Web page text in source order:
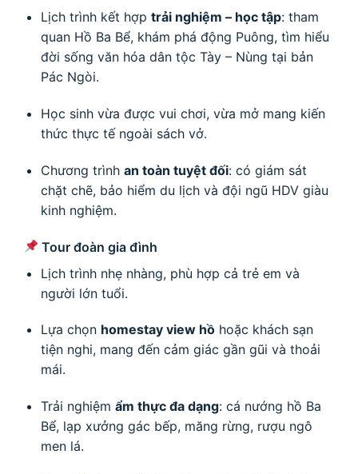
Lịch trình kết hợp trải nghiệm – học tập: tham
quan Hồ Ba Bể, khám phá động Puông, tìm hiểu
đời sống văn hóa dân tộc Tày – Nùng tại bản
Pác Ngòi.
Học sinh vừa được vui chơi, vừa mở mang kiến
thức thực tế ngoài sách vở.
Chương trình an toàn tuyệt đối: có giám sát
chặt chẽ, bảo hiểm du lịch và đội ngũ HDV giàu
kinh nghiệm.
Tour đoàn gia đình
Lịch trình nhẹ nhàng, phù hợp cả trẻ em và
người lớn tuổi.
Lựa chọn homestay view hồhoặc khách sạn
tiện nghi, mang đến cảm giác gần gũi và thoải
mái.
Trải nghiệm ẩm thực đa dạng: cá nướng hồ Ba
Bể, lạp xưởng gác bếp, măng rừng, rượu ngô
men lá.